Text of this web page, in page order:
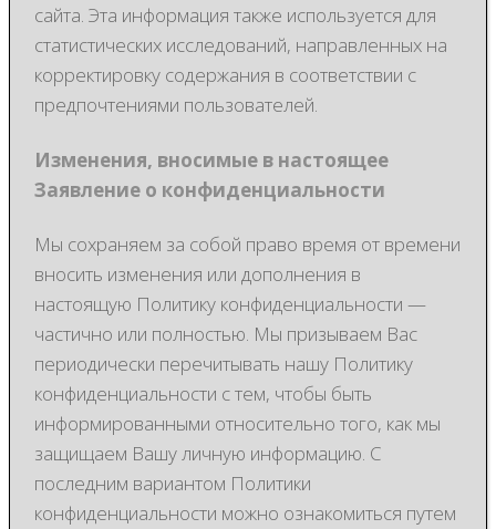
сайта. Эта информация также используется для
статистических исследований, направленных на
корректировку содержания в соответствии с
предпочтениями пользователей.
Изменения, вносимые в настоящее
Заявление о конфиденциальности
Мы сохраняeм за собой право время от времени
вносить изменения или дополнения в
настоящую Политику конфиденциальности —
частично или полностью. Мы призываем Вас
периодически перечитывать нашу Политику
конфиденциальности с тем, чтобы быть
информированными относительно того, как мы
защищаем Вашу личную информацию. С
последним вариантом Политики
конфиденциальности можно ознакомиться путем